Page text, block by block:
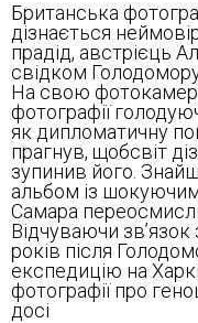
Британська
дізнається
прадід, австрієць
свідком
На свою
фотографії
як дипломатичну
прагнув, щобсвіт
зупинив його.
альбом із
Самара
Відчуваючи зв’язок
років після
експедицію на
фотографії про
досі